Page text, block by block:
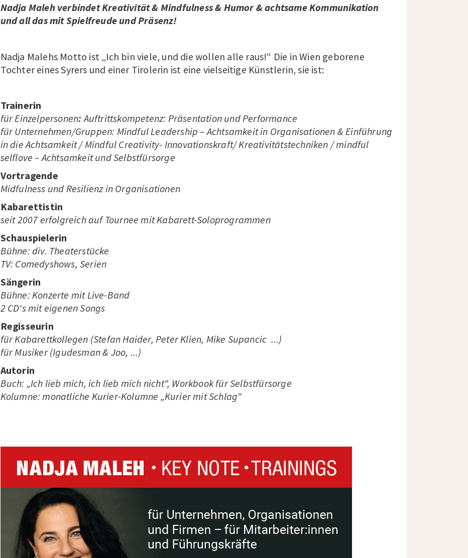
Nadja Maleh verbindet Kreativität & Mindfulness & Humor & achtsame Kommunikation
und all das mit Spielfreude und Präsenz!
Nadja Malehs Motto ist „Ich bin viele, und die wollen alle raus!“ Die in Wien geborene
Tochter eines Syrers und einer Tirolerin ist eine vielseitige Künstlerin, sie ist:
Trainerin
für Einzelpersonen: Auftrittskompetenz: Präsentation und Performance
für Unternehmen/Gruppen: Mindful Leadership – Achtsamkeit in Organisationen & Einführung
in die Achtsamkeit / Mindful Creativity- Innovationskraft/ Kreativitätstechniken / mindful
selflove – Achtsamkeit und Selbstfürsorge
Vortragende
Midfulness und Resilienz in Organisationen
Kabarettistin
seit 2007 erfolgreich auf Tournee mit Kabarett-Soloprogrammen
Schauspielerin
Bühne: div. Theaterstücke
TV: Comedyshows, Serien
Sängerin
Bühne: Konzerte mit Live-Band
2 CD's mit eigenen Songs
Regisseurin
für Kabarettkollegen (Stefan Haider, Peter Klien, Mike Supancic ...)
für Musiker (Igudesman & Joo, ...)
Autorin
Buch: „Ich lieb mich, ich lieb mich nicht“, Workbook für Selbstfürsorge
Kolumne: monatliche Kurier-Kolumne „Kurier mit Schlag“